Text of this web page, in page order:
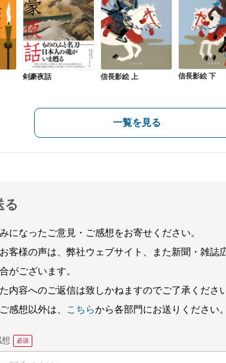
剣豪夜話 信長影絵 上 信長影絵 下
一覧を見る
る
になったご意見・ご感想をお寄せください。
客様の声は、弊社ウェブサイト、また新聞・雑誌
がございます。
内容へのご返信は致しかねますのでご了承ください
感想以外は、
こちらから各部門にお送りください。
想